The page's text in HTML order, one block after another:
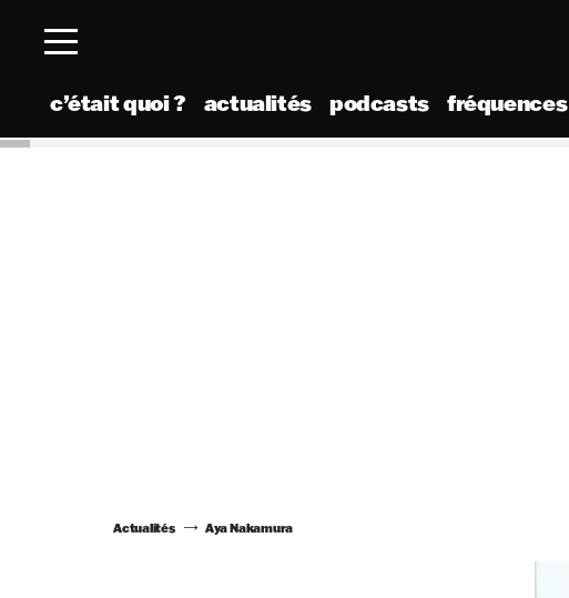
c’était quoi ? actualités podcasts fréquences
Actualités Aya Nakamura